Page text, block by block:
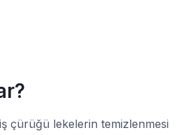
çürüğü lekelerin temizlenmesi